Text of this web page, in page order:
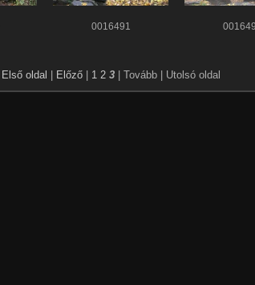
0016491
Első oldal Előző| 1 2 3 | Tovább | Utolsó oldal